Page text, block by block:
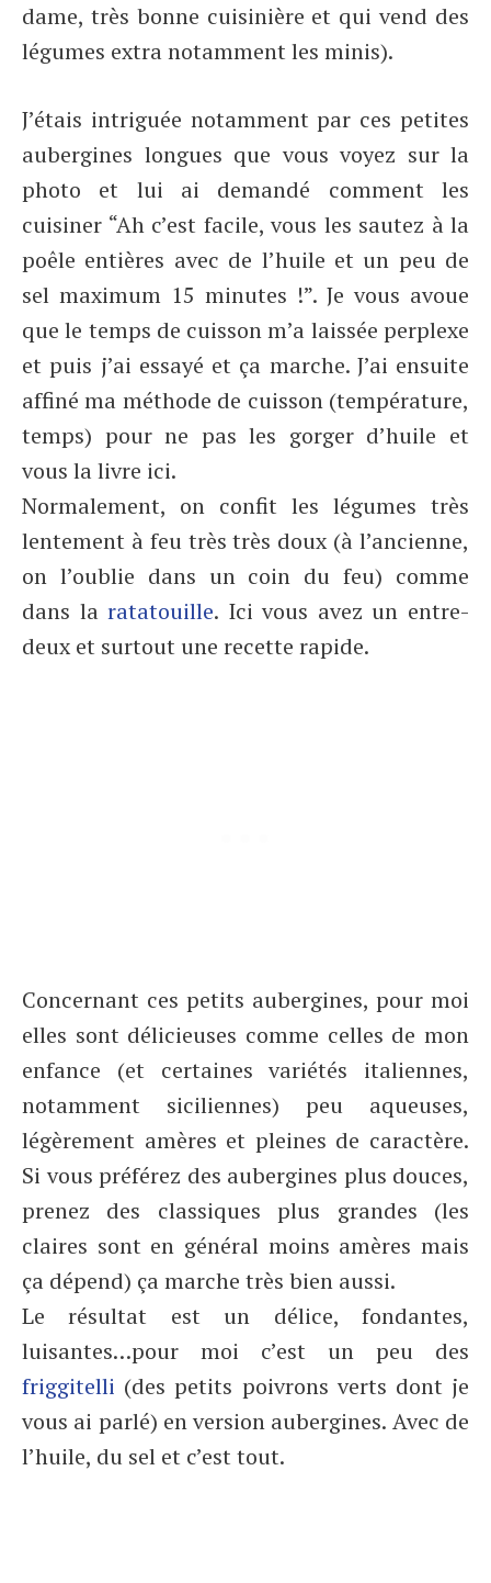
dame, très bonne cuisinière et qui vend des
légumes extra notamment les minis).
J’étais intriguée notamment par ces petites
aubergines longues que vous voyez sur la
photo et lui ai demandé comment les
cuisiner “Ah c’est facile, vous les sautez à la
poêle entières avec de l’huile et un peu de
sel maximum 15 minutes !”. Je vous avoue
que le temps de cuisson m’a laissée perplexe
et puis j’ai essayé et ça marche. J’ai ensuite
affiné ma méthode de cuisson (température,
temps) pour ne pas les gorger d’huile et
vous la livre ici.
Normalement, on confit les légumes très
lentement à feu très très doux (à l’ancienne,
on l’oublie dans un coin du feu) comme
dans laratatouille. Ici vous avez un entre-
deux et surtout une recette rapide.
Concernant ces petits aubergines, pour moi
elles sont délicieuses comme celles de mon
enfance (et certaines variétés italiennes,
notamment siciliennes) peu aqueuses,
légèrement amères et pleines de caractère.
Si vous préférez des aubergines plus douces,
prenez des classiques plus grandes (les
claires sont en général moins amères mais
ça dépend) ça marche très bien aussi.
Le résultat est un délice, fondantes,
luisantes…pour moi c’est un peu des
friggitelli (des petits poivrons verts dont je
vous ai parlé) en version aubergines. Avec de
l’huile, du sel et c’est tout.